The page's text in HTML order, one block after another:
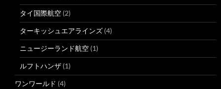
タイ国際航空 (2)
ターキッシュエアラインズ (4)
ニュージーランド航空 (1)
ルフトハンザ (1)
ワンワールド (4)